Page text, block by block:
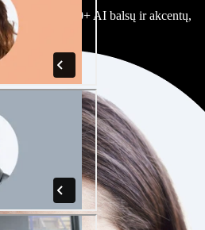
Rinkitės iš 100+ AI balsų ir akcentų,